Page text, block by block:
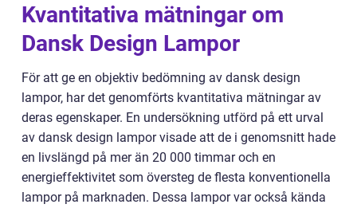
Kvantitativa mätningar om
Dansk Design Lampor
För att ge en objektiv bedömning av dansk design
lampor, har det genomförts kvantitativa mätningar av
deras egenskaper. En undersökning utförd på ett urval
av dansk design lampor visade att de i genomsnitt hade
en livslängd på mer än 20 000 timmar och en
energieffektivitet som översteg de flesta konventionella
lampor på marknaden. Dessa lampor var också kända